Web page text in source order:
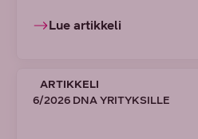
Lue artikkeli
ARTIKKELI
6/2026 DNA YRITYKSILLE